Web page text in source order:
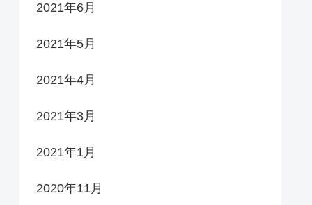
2021年6月
2021年5月
2021年4月
2021年3月
2021年1月
2020年11月